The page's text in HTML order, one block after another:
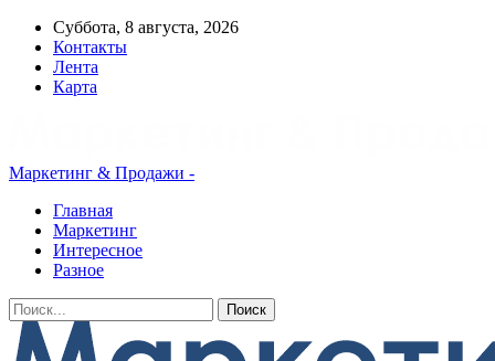
Суббота, 8 августа, 2026
Контакты
Лента
Карта
Маркетинг & Продажи -
Главная
Маркетинг
Интересное
Разное